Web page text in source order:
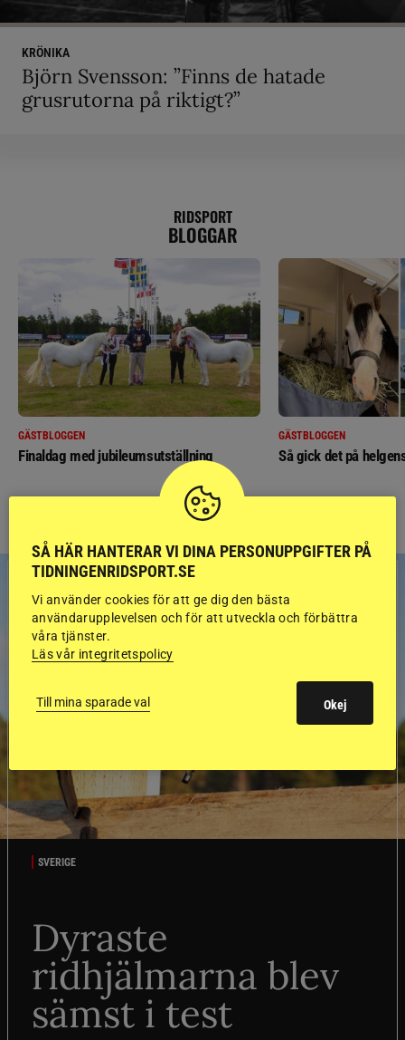
KRÖNIKA
Björn Svensson: ”Finns de hatade
grusrutorna på riktigt?”
RIDSPORT
BLOGGAR
GÄSTBLOGGEN
Finaldag med jubileumsutställning
GÄSTBLOGGEN
Så gick det på
SVERIGE
Dyraste
ridhjälmarna blev
sämst i test
SÅ HÄR HANTERAR VI DINA PERSONUPPGIFTER PÅ
TIDNINGENRIDSPORT.SE
Vi använder cookies för att ge dig den bästa
användarupplevelsen och för att utveckla och förbättra
våra tjänster.
Läs vår integritetspolicy
Till mina sparade val Okej